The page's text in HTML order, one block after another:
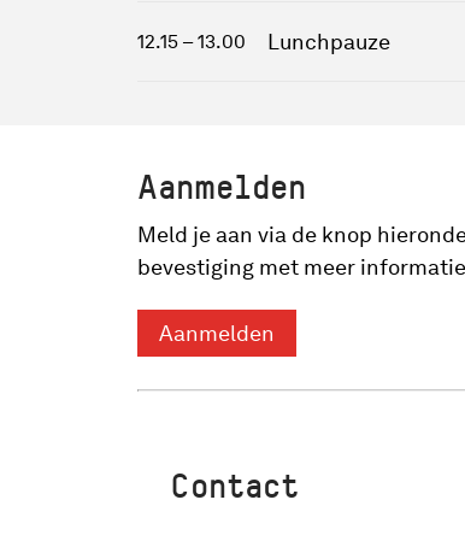
12.15 – 13.00 Lunchpauze
Aanmelden
Meld je aan via de knop
bevestiging met meer
Aanmelden
Contact